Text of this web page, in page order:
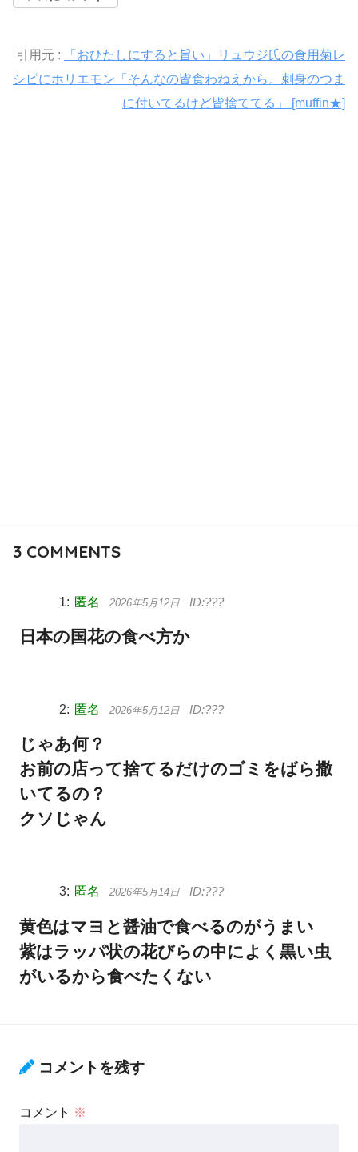
引用元 :
「おひたしにすると旨い」リュウジ氏の食用菊レ
シピにホリエモン「そんなの皆食わねえから。刺身のつま
に付いてるけど皆捨ててる」 [muffin★]
3COMMENTS
匿名 2026年5月12日
日本の国花の食べ方か
匿名 2026年5月12日
じゃあ何？
お前の店って捨てるだけのゴミをばら撒
いてるの？
クソじゃん
匿名 2026年5月14日
黄色はマヨと醤油で食べるのがうまい
紫はラッパ状の花びらの中によく黒い虫
がいるから食べたくない
コメントを残す
コメント ※